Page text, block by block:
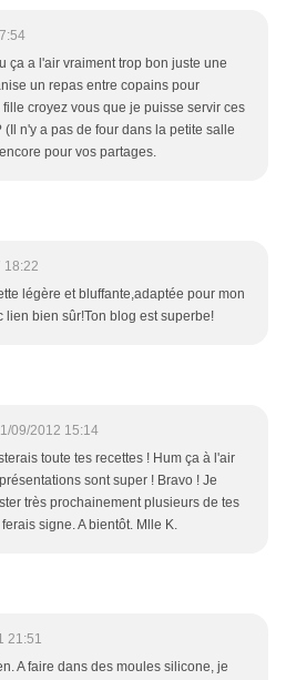
ça a l'air vraiment trop bon juste une
un repas entre copains pour
croyez vous que je puisse servir ces
(Il n'y a pas de four dans la petite salle
pour vos partages.
18:22
légère et bluffante,adaptée pour mon
lien bien sûr!Ton blog est superbe!
09/2012 15:14
toute tes recettes ! Hum ça à l'air
sont super ! Bravo ! Je
très prochainement plusieurs de tes
signe. A bientôt. Mlle K.
21:51
A faire dans des moules silicone, je